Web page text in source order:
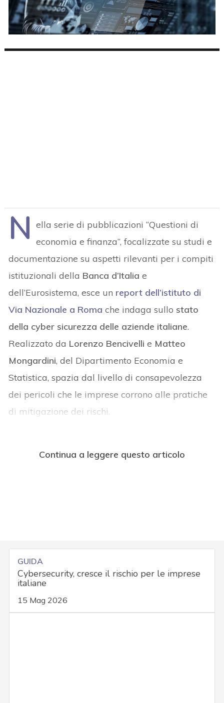
N ella serie di pubblicazioni “Questioni di
economia e finanza”, focalizzate su studi e
documentazione su aspetti rilevanti per i compiti
istituzionali della Banca d’Italia e
dell’Eurosistema, esce un report dell’istituto di
Via Nazionale a Roma che indaga sullo stato
della cyber sicurezza delle aziende italiane.
Realizzato da Lorenzo Bencivelli e Matteo
Mongardini, del Dipartimento Economia e
Statistica, spazia dal livello di consapevolezza
dei pericoli che le imprese corrono alle pratiche
di mitigazione dei rischi.
Continua a leggere questo articolo
GUIDA
Cybersecurity, cresce il rischio per le imprese
italiane
15 Mag 2026